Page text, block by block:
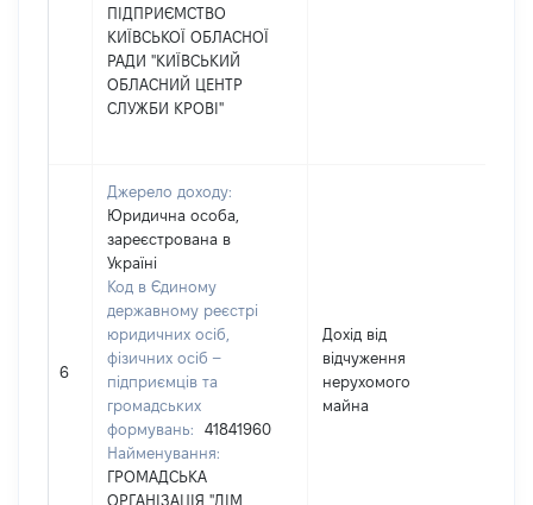
ПІДПРИЄМСТВО
КИЇВСЬКОЇ ОБЛАСНОЇ
РАДИ "КИЇВСЬКИЙ
ОБЛАСНИЙ ЦЕНТР
СЛУЖБИ КРОВІ"
6
Джерело доходу:
Юридична особа,
зареєстрована в
Україні
Код в Єдиному
державному реєстрі
юридичних осіб,
фізичних осіб –
підприємців та
громадських
формувань:
41841960
Найменування:
ГРОМАДСЬКА
ОРГАНІЗАЦІЯ "ДІМ
Дохід від
відчуження
нерухомого
майна